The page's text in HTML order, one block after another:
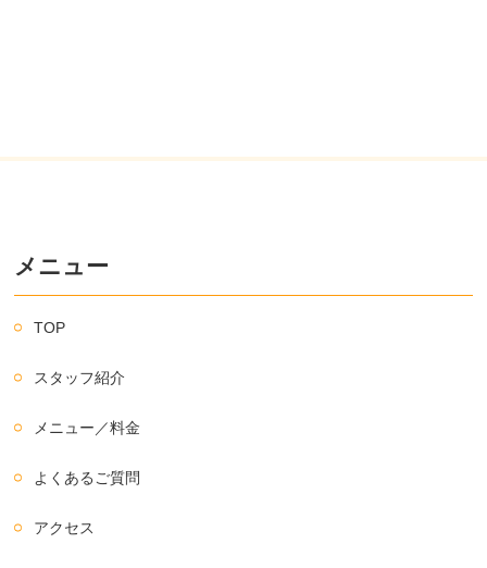
メニュー
TOP
スタッフ紹介
メニュー／料金
よくあるご質問
アクセス